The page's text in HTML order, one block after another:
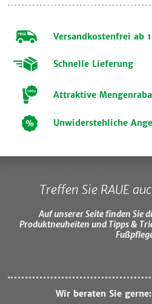
Versandkostenfrei ab
Schnelle Lieferung
Attraktive
Unwiderstehliche
Treffen Sie RAUE
Auf unserer Seite finden Sie
Produktneuheiten und Tipps &
Wir beraten Sie gerne: